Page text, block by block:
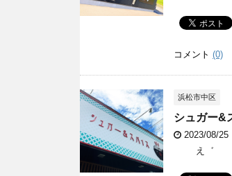
コメント (0)
浜松市中区
シュガー&
2023/08/25
え゛ 新店